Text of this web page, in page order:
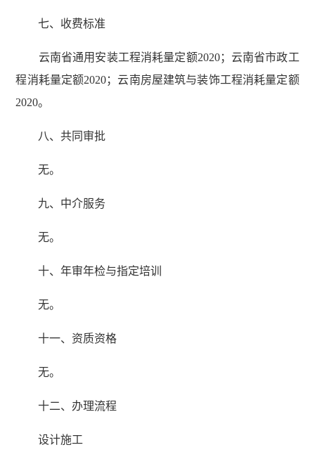
七、收费标准
云南省通用安装工程消耗量定额2020；云南省市政工
程消耗量定额2020；云南房屋建筑与装饰工程消耗量定额
2020。
八、共同审批
无。
九、中介服务
无。
十、年审年检与指定培训
无。
十一、资质资格
无。
十二、办理流程
设计施工